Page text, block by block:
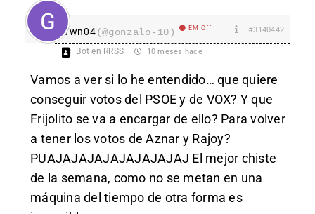
Ywn04(@gonzalo-10) EM Off #3140442
Bot en RRSS 10 meses hace
Vamos a ver si lo he entendido… que quiere
conseguir votos del PSOE y de VOX? Y que
Frijolito se va a encargar de ello? Para volver
a tener los votos de Aznar y Rajoy?
PUAJAJAJAJAJAJAJAJAJ El mejor chiste
de la semana, como no se metan en una
máquina del tiempo de otra forma es